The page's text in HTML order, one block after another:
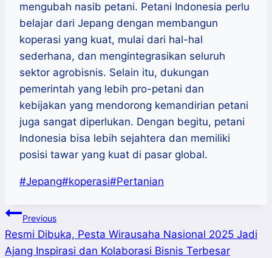
mengubah nasib petani. Petani Indonesia perlu
belajar dari Jepang dengan membangun
koperasi yang kuat, mulai dari hal-hal
sederhana, dan mengintegrasikan seluruh
sektor agrobisnis. Selain itu, dukungan
pemerintah yang lebih pro-petani dan
kebijakan yang mendorong kemandirian petani
juga sangat diperlukan. Dengan begitu, petani
Indonesia bisa lebih sejahtera dan memiliki
posisi tawar yang kuat di pasar global.
Post
#Jepang#koperasi#Pertanian
Post
navigation
Previous
Resmi Dibuka, Pesta Wirausaha Nasional 2025 Jadi
Ajang Inspirasi dan Kolaborasi Bisnis Terbesar